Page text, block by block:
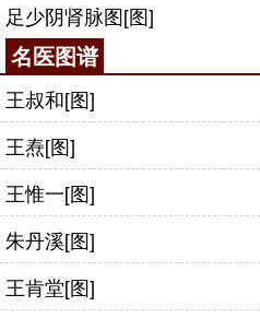
足少阴肾脉图[图]
名医图谱
王叔和[图]
王焘[图]
王惟一[图]
朱丹溪[图]
王肯堂[图]